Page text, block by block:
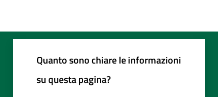
Quanto sono chiare le informazioni
su questa pagina?